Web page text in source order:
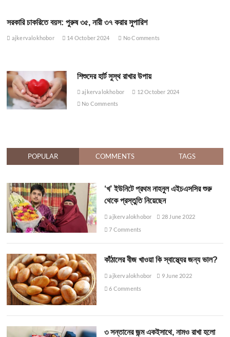
সরকারি চাকরিতে বয়স: পুরুষ ৩৫, নারী ৩৭ করার সুপারিশ
ajkervalokhobor 14 October 2024 No Comments
শিশুদের হার্ট সুস্থ রাখার উপায়
ajkervalokhobor
12 October 2024
No Comments
POPULAR COMMENTS TAGS
‘খ’ ইউনিটে প্রথম নাহনুল এইচএসসির শুরু
থেকে প্রস্তুতি নিয়েছেন
ajkervalokhobor
28 June 2022
7 Comments
কাঁঠালের বীজ খাওয়া কি স্বাস্থ্যের জন্য ভাল?
ajkervalokhobor
9 June 2022
6 Comments
৩ সন্তানের জন্ম একইসাথে, নামও রাখা হলো